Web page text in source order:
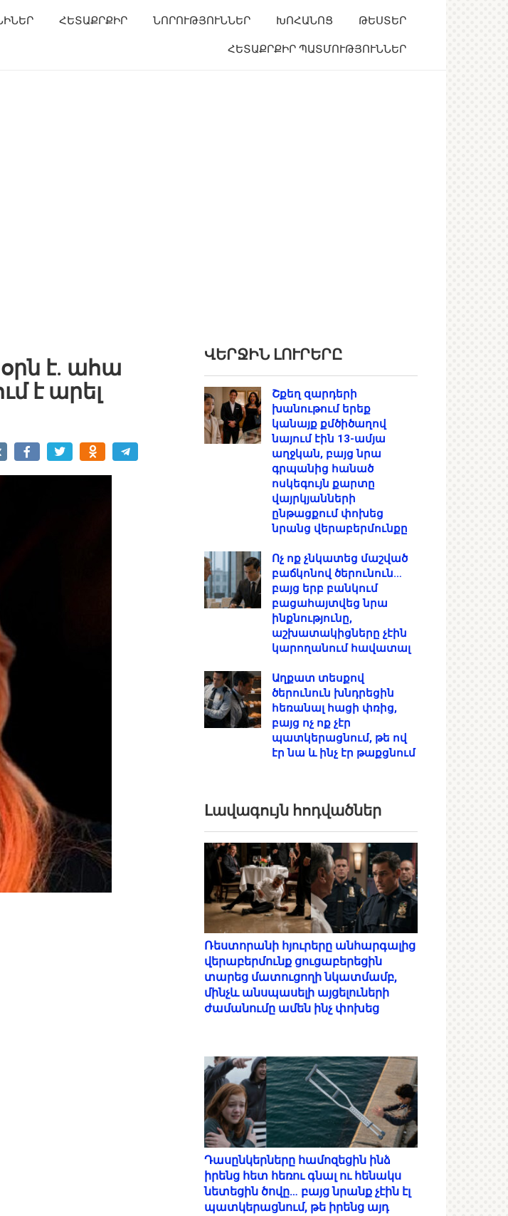
ՀԵՏԱՔՐՔԻՐ ՆՈՐՈՒԹՅՈՒՆՆԵՐ ԽՈՀԱՆՈՑ ԹԵՍՏԵՐ
ՀԵՏԱՔՐՔԻՐ ՊԱՏՄՈՒԹՅՈՒՆՆԵՐ
օրն է. ահա
է արել
ՎԵՐՋԻՆ ԼՈՒՐԵՐԸ
Շքեղ զարդերի
խանութում երեք
կանայք քմծիծաղով
նայում էին 13-ամյա
աղջկան, բայց նրա
գրպանից հանած
ոսկեգույն քարտը
վայրկյանների
ընթացքում փոխեց
նրանց վերաբերմունքը
Ոչ ոք չնկատեց մաշված
բաճկոնով ծերունուն…
բայց երբ բանկում
բացահայտվեց նրա
ինքնությունը,
աշխատակիցները չէին
կարողանում հավատալ
Աղքատ տեսքով
ծերունուն խնդրեցին
հեռանալ հացի փռից,
բայց ոչ ոք չէր
պատկերացնում, թե ով
էր նա և ինչ էր թաքցնում
Լավագույն հոդվածներ
Ռեստորանի հյուրերը անհարգալից
վերաբերմունք ցուցաբերեցին
տարեց մատուցողի նկատմամբ,
մինչև անսպասելի այցելուների
ժամանումը ամեն ինչ փոխեց
Դասընկերները համոզեցին ինձ
իրենց հետ հեռու գնալ ու հենակս
նետեցին ծովը… բայց նրանք չէին էլ
պատկերացնում, թե իրենց այդ